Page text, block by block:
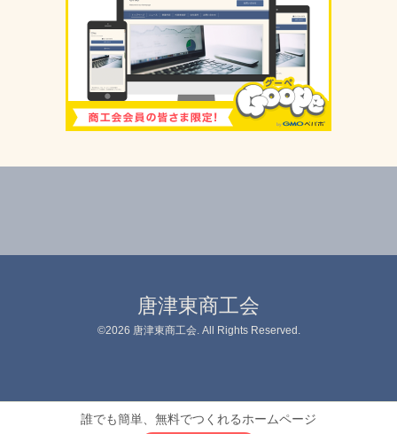
唐津東商工会
©2026 唐津東商工会. All Rights Reserved.
誰でも簡単、無料でつくれるホームページ